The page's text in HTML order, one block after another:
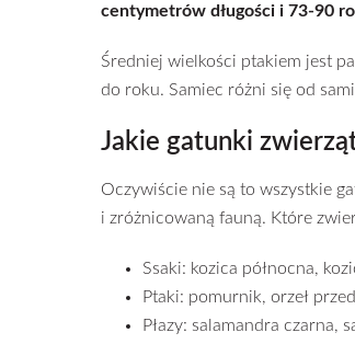
centymetrów długości i 73-90
Średniej wielkości ptakiem jest
do roku. Samiec różni się od
Jakie gatunki
Oczywiście nie są to wszystkie
i zróżnicowaną fauną. Które
Ssaki: kozica północna,
Ptaki: pomurnik, orzeł
Płazy: salamandra czarna,